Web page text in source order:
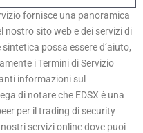
fornisce una panoramica
nostro sito web e dei servizi di
possa essere d’aiuto,
i Termini di Servizio
informazioni sul
di notare che EDSX è una
per il trading di security
servizi online dove puoi